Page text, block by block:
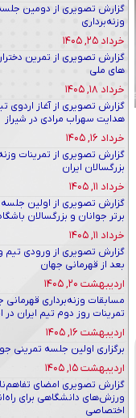
گزارش تصویری از دومین
وزنه‌برداری
خرداد ۲۵, ۱۴۰۵
گزارش تصویری از تمرین
های ملی
خرداد ۱۸, ۱۴۰۵
گزارش تصویری از آغاز اردوی
هدایت سهراب مرادی در شیراز
خرداد ۱۶, ۱۴۰۵
گزارش تصویری از تمرینات
بزرگسالان ایران
خرداد ۱۱, ۱۴۰۵
گزارش تصویری از اولین
برتر جوانان و بزرگسالان
خرداد ۱۱, ۱۴۰۵
گزارش تصویری از ورودی تیم
بعد از قهرمانی جهان
اردیبهشت ۲۰, ۱۴۰۵
تمرینات روز دوم تیم ایران در
اردیبهشت ۱۶, ۱۴۰۵
برگزاری اولین جلسه تمرینی
اردیبهشت ۱۵, ۱۴۰۵
گزارش تصویری امضای
ورزش‌های دانشگاهی برای
اختصاصی